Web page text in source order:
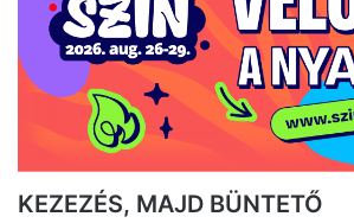
KEZEZÉS, MAJD BÜNTETŐ